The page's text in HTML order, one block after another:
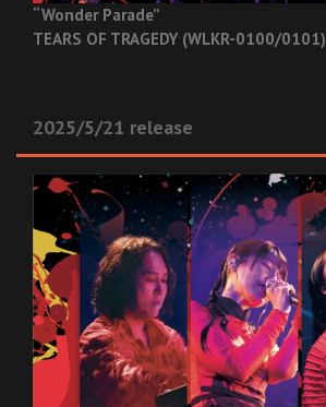
“Wonder Parade”
TEARS OF TRAGEDY (WLKR-0100/0101)
2025/5/21 release